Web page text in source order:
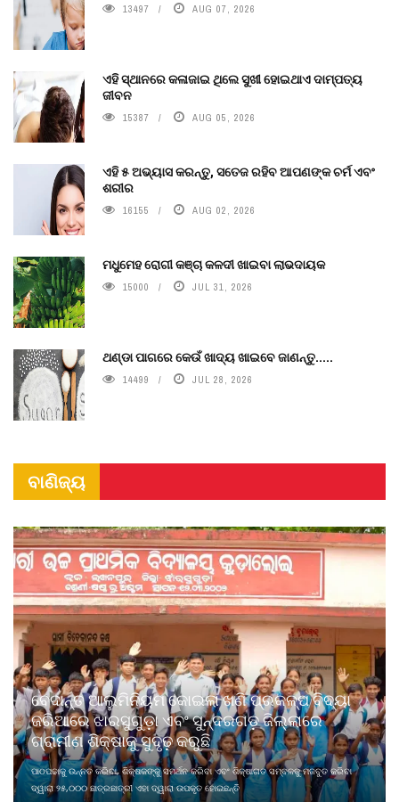
13497 AUG 07, 2026
ଏହି ସ୍ଥାନରେ କଳାଜାଇ ଥିଲେ ସୁଖୀ ହୋଇଥାଏ ଦାମ୍ପତ୍ୟ
ଜୀବନ
15387 AUG 05, 2026
ଏହି ୫ ଅଭ୍ୟାସ କରନ୍ତୁ, ସତେଜ ରହିବ ଆପଣଙ୍କ ଚର୍ମ ଏବଂ
ଶରୀର
16155 AUG 02, 2026
ମଧୁମେହ ରୋଗୀ କଞ୍ଚା କଳଦୀ ଖାଇବା ଲାଭଦାୟକ
15000 JUL 31, 2026
ଥଣ୍ଡା ପାଗରେ କେଉଁ ଖାଦ୍ୟ ଖାଇବେ ଜାଣନ୍ତୁ.....
14499 JUL 28, 2026
ବାଣିଜ୍ୟ
ବେଦାନ୍ତ ଆଲୁମିନିୟମ କୋଇଲା ଖଣି ପ୍ରକଳ୍ପ ବିଦ୍ୟା
ଜରିଆରେ ଝାରସୁଗୁଡ଼ା ଏବଂ ସୁନ୍ଦରଗଡ଼ ଜିଲ୍ଲାରେ
ଗ୍ରାମୀଣ ଶିକ୍ଷାକୁ ସୁଦୃଢ଼ କରୁଛି
ପାଠପଢାକୁ ଉନ୍ନତ କରିବା, ଶିକ୍ଷକଙ୍କୁ ସମର୍ଥନ କରିବା ଏବଂ ଶିକ୍ଷାଗତ ସମ୍ବଳକୁ ମଜବୁତ କରିବା
ଦ୍ୱାରା ୨୫,୦୦୦ ଛାତ୍ରଛାତ୍ରୀ ଏହା ଦ୍ୱାରା ଉପକୃତ ହୋଇଛନ୍ତି